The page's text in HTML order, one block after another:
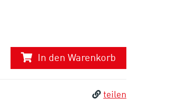
In den Warenkorb
teilen